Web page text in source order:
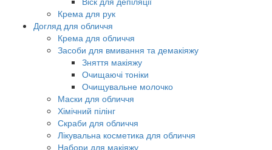
Крема для рук
Догляд для обличчя
Крема для обличчя
Засоби для вмивання та демакіяжу
Зняття макіяжу
Очищаючі тоніки
Очищувальне молочко
Маски для обличчя
Хімічний пілінг
Скраби для обличчя
Лікувальна косметика для обличчя
Набори для макіяжу